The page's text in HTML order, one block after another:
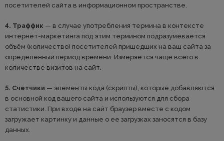
посетителей сайта в информационном пространстве.
4. Траффик — в случае употребления термина в контексте
интернет-маркетинга под этим термином подразумевается
объём (количество) посетителей пришедших на ваш сайта за
определенный период времени. Измеряется чаще всего в
количестве визитов на сайт.
5. Счетчики — элементы кода (скрипты), которые добавляются
в основной код вашего сайта и используются для сбора
статистики. При входе на сайт браузер вместе с кодом
загружает картинку и данные о ее загрузках заносятся в базу
данных.